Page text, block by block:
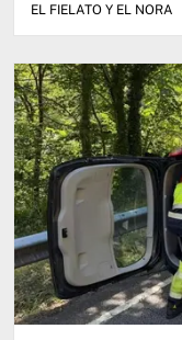
EL FIELATO Y EL NORA